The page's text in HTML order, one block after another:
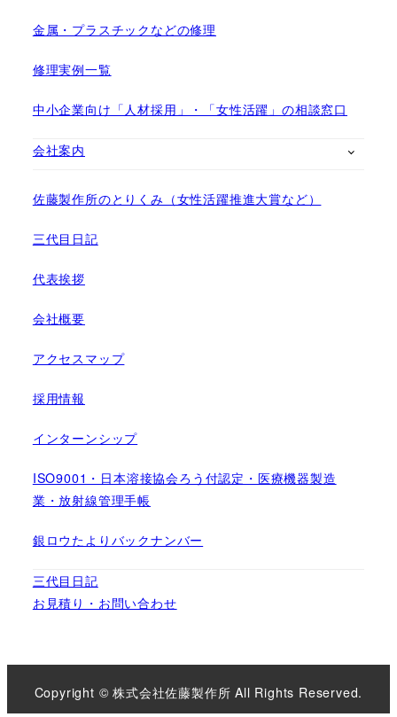
金属・プラスチックなどの修理
修理実例一覧
中小企業向け「人材採用」・「女性活躍」の相談窓口
会社案内
佐藤製作所のとりくみ（女性活躍推進大賞など）
三代目日記
代表挨拶
会社概要
アクセスマップ
採用情報
インターンシップ
ISO9001・日本溶接協会ろう付認定・医療機器製造
業・放射線管理手帳
銀ロウたよりバックナンバー
三代目日記
お見積り・お問い合わせ
Copyright © 株式会社佐藤製作所 All Rights Reserved.